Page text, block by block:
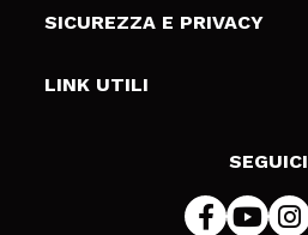
Gift Cards
Spedizioni & Resi
Metodi di pagamamento
SICUREZZA E PRIVACY
Termini e condizioni
LINK UTILI
SEGUICI